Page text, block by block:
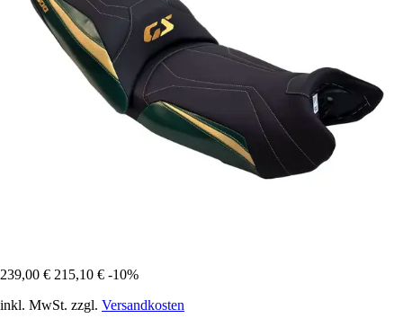
239,00 € 215,10 € -10%
inkl. MwSt. zzgl. Versandkosten